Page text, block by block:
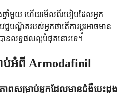
ថ្នាំមួយ ហើយមើលពីរបៀបដែលអ្នក
ជបណ្ឌិតរបស់អ្នកថាតើការប្តូរអាចមាន
នលទ្ធផលល្អបំផុតនោះទេ។
ពី Armodafinil
ពសម្រាប់អ្នកដែលមានជំងឺបេះដូង